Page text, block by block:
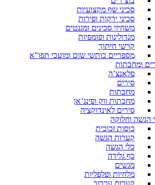
סכיני שף מקצועיות
סכיני ירקות ופירות
משחיזי סכינים ומגנטים
מנדולינות ופומפיות
קרשי חיתוך
מספריים כותשי שום ומועכי תפו"א
ומחבתות
פלאנצ’ה
סירים
מחבתות
מחבתות ווק ופינג’אן
סירים לאינדוקציה
הגשה וחלוקה
כוסות זכוכית
קערות הגשה
כלי הגשה
כף גלידה
מגשים
מלחיות ופלפליות